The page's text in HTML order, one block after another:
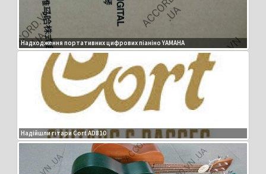
Надходження портативних цифрових піаніно YAMAHA
Надійшли гітари Cort AD810